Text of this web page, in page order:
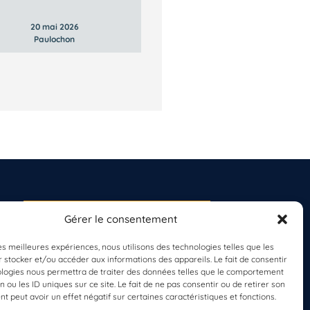
Gérer le consentement
meilleures expériences, nous utilisons des technologies telles que les
stocker et/ou accéder aux informations des appareils. Le fait de consentir
nous permettra de traiter des données telles que le comportement
ou les ID uniques sur ce site. Le fait de ne pas consentir ou de retirer son
peut avoir un effet négatif sur certaines caractéristiques et fonctions.
20 mai 2026
Paulochon
S'INSCRIRE À LA
PLANÈTE MER